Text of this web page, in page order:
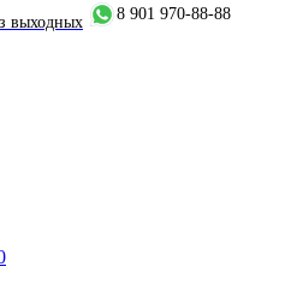
выходных
8 901 970-88-88